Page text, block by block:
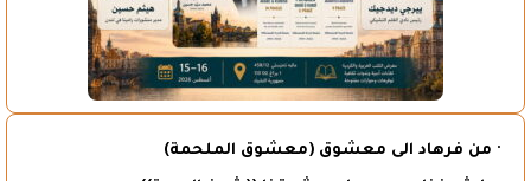
· من فرهاد الى معشوق (معشوق الملحمة)